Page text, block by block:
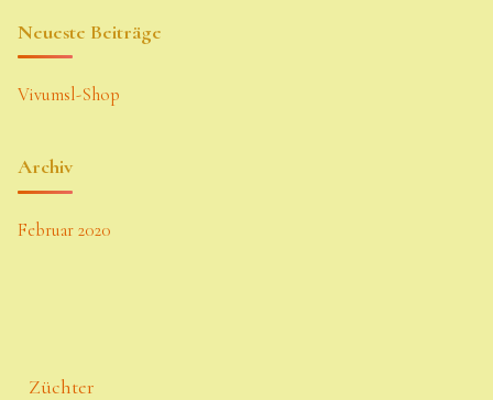
Neueste Beiträge
Vivumsl-Shop
Archiv
Februar 2020
Züchter